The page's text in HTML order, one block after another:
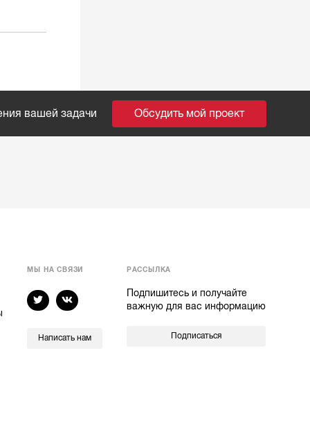
вашей задачи Обсудить мой проект
МЫ НА СВЯЗИ
Написать нам
РАССЫЛКА
Подпишитесь и получайте
важную для вас информацию
Подписаться